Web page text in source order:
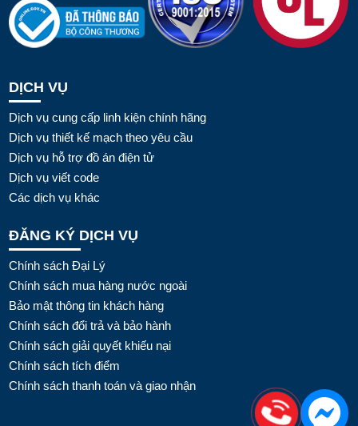
DỊCH VỤ
Dịch vụ cung cấp linh kiện chính hãng
Dịch vụ thiết kế mạch theo yêu cầu
Dịch vụ hỗ trợ đồ án điện tử
Dịch vụ viết code
Các dịch vụ khác
ĐĂNG KÝ DỊCH VỤ
Chính sách Đại Lý
Chính sách mua hàng nước ngoài
Bảo mật thông tin khách hàng
Chính sách đổi trả và bảo hành
Chính sách giải quyết khiếu nại
Chính sách tích điểm
Chính sách thanh toán và giao nhận